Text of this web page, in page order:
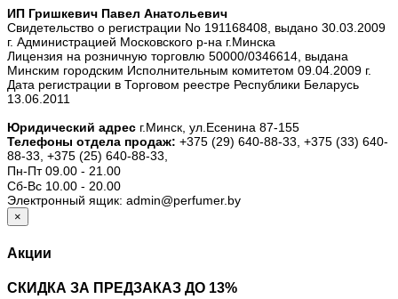
ИП Гришкевич Павел Анатольевич
Свидетельство о регистрации No 191168408, выдано 30.03.2009
г. Администрацией Московского р-на г.Минска
Лицензия на розничную торговлю 50000/0346614, выдана
Минским городским Исполнительным комитетом 09.04.2009 г.
Дата регистрации в Торговом реестре Республики Беларусь
13.06.2011
Юридический адрес г.Минск, ул.Есенина 87-155
Телефоны отдела продаж: +375 (29) 640-88-33, +375 (33) 640-
88-33, +375 (25) 640-88-33,
Пн-Пт 09.00 - 21.00
Сб-Вс 10.00 - 20.00
Электронный ящик: admin@perfumer.by
×
Акции
СКИДКА ЗА ПРЕДЗАКАЗ ДО 13%